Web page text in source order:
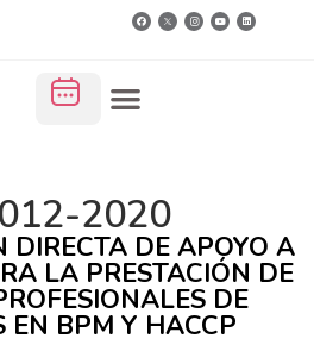
2020
DIRECTA DE APOYO A
LA PRESTACIÓN DE
DE
EN BPM Y HACCP